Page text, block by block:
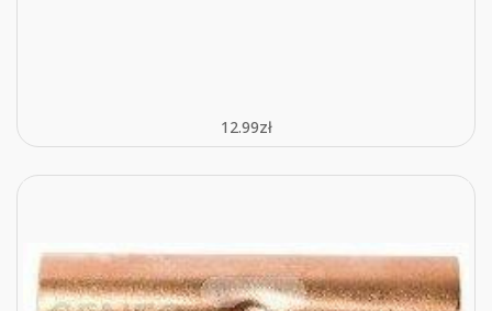
12.99zł